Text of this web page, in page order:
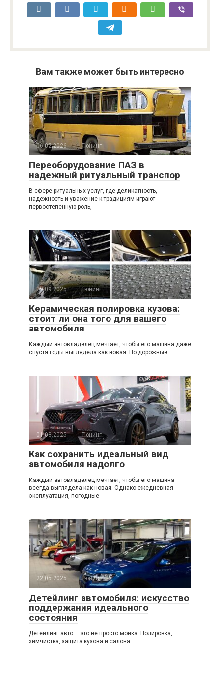
Вам также может быть интересно
06.02.2026 Тюнинг
Переоборудование ПАЗ в
надежный ритуальный транспор
В сфере ритуальных услуг, где деликатность,
надежность и уважение к традициям играют
первостепенную роль,
29.09.2025 Тюнинг
Керамическая полировка кузова:
стоит ли она того для вашего
автомобиля
Каждый автовладелец мечтает, чтобы его машина даже
спустя годы выглядела как новая. Но дорожные
01.08.2025 Тюнинг
Как сохранить идеальный вид
автомобиля надолго
Каждый автовладелец мечтает, чтобы его машина
всегда выглядела как новая. Однако ежедневная
эксплуатация, погодные
22.05.2025 Тюнинг
Детейлинг автомобиля: искусство
поддержания идеального
состояния
Детейлинг авто – это не просто мойка! Полировка,
химчистка, защита кузова и салона.